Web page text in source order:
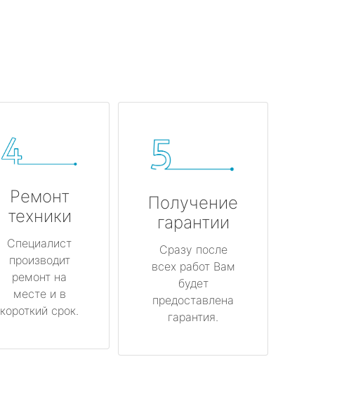
Ремонт
техники
Специалист
производит
ремонт на
месте и в
короткий срок.
Получение
гарантии
Сразу после
всех работ Вам
будет
предоставлена
гарантия.